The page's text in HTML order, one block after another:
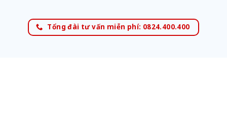
Tổng đài tư vấn miễn phí: 0824.400.400